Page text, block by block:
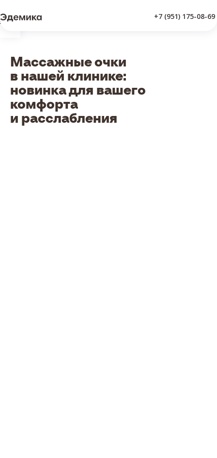
+7 (951) 175-08-69
Массажные очки
в нашей клинике:
новинка для вашего
комфорта
и расслабления